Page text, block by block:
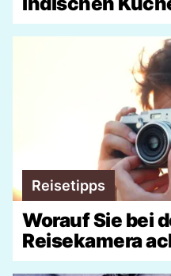
Reisetipps
Worauf Sie bei
Reisekamera